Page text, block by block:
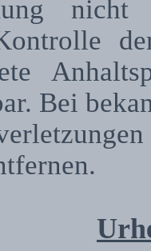
nicht
Bei